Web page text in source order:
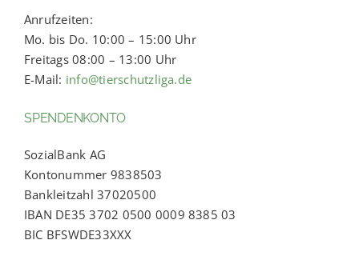
Anrufzeiten:
Mo. bis Do. 10:00 – 15:00 Uhr
Freitags 08:00 – 13:00 Uhr
E-Mail: info@tierschutzliga.de
SPENDENKONTO
SozialBank AG
Kontonummer 9838503
Bankleitzahl 37020500
IBAN DE35 3702 0500 0009 8385 03
BIC BFSWDE33XXX